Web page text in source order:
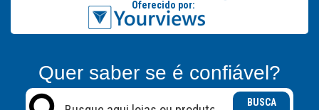
Quer saber se é confiável?
BUSCA